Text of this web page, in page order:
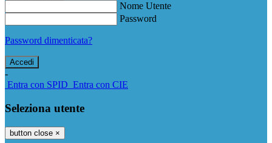
Nome Utente
Password
Password dimenticata?
-
Entra con SPID Entra con CIE
Seleziona utente
button close ×